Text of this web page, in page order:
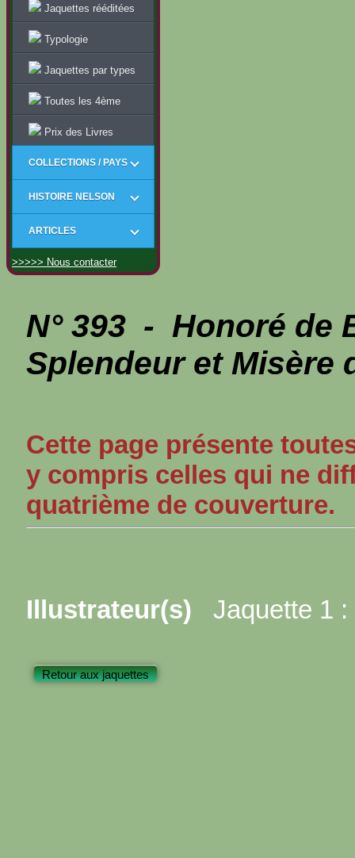
Jaquettes rééditées
Typologie
Jaquettes par types
Toutes les 4ème
Prix des Livres
COLLECTIONS / PAYS
HISTOIRE NELSON
ARTICLES
>>>>> Nous contacter
N° 393 - Honoré de
Splendeur et Misère
Cette page présente
y compris celles qui ne
quatrième de couverture.
Illustrateur(s) Jaquette 1 :
Retour aux jaquettes